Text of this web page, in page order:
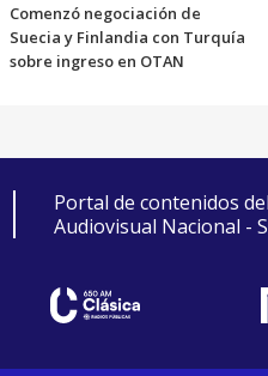
Comenzó negociación de
Suecia y Finlandia con Turquía
sobre ingreso en OTAN
Portal de contenidos
Audiovisual Nacional -